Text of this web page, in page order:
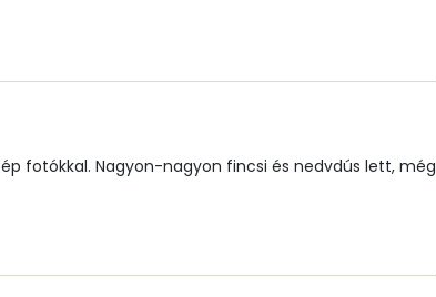
fotókkal. Nagyon-nagyon fincsi és nedvdús lett, még